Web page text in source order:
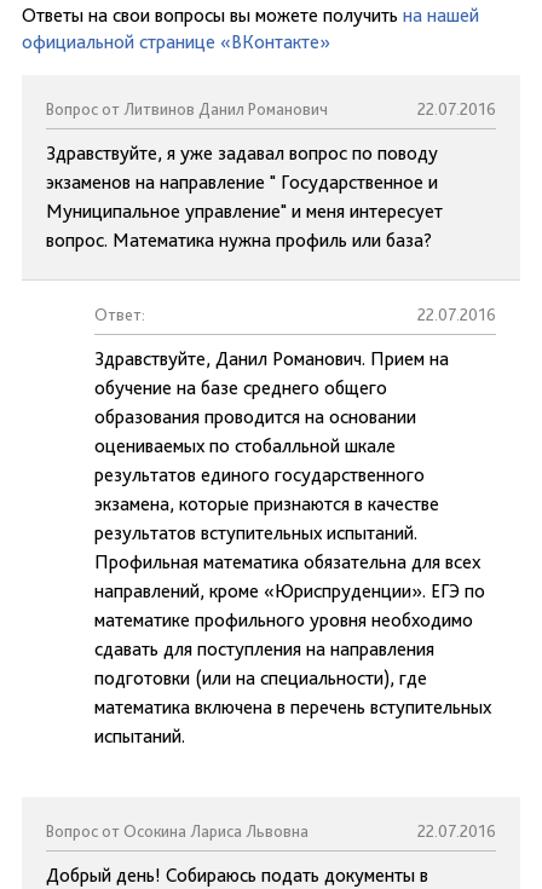
Ответы на свои вопросы вы можете получить на нашей
официальной странице «ВКонтакте»
Вопрос от Литвинов Данил Романович 22.07.2016
Здравствуйте, я уже задавал вопрос по поводу
экзаменов на направление " Государственное и
Муниципальное управление" и меня интересует
вопрос. Математика нужна профиль или база?
Ответ: 22.07.2016
Здравствуйте, Данил Романович. Прием на
обучение на базе среднего общего
образования проводится на основании
оцениваемых по стобалльной шкале
результатов единого государственного
экзамена, которые признаются в качестве
результатов вступительных испытаний.
Профильная математика обязательна для всех
направлений, кроме «Юриспруденции». ЕГЭ по
математике профильного уровня необходимо
сдавать для поступления на направления
подготовки (или на специальности), где
математика включена в перечень вступительных
испытаний.
Вопрос от Осокина Лариса Львовна 22.07.2016
Добрый день! Собираюсь подать документы в